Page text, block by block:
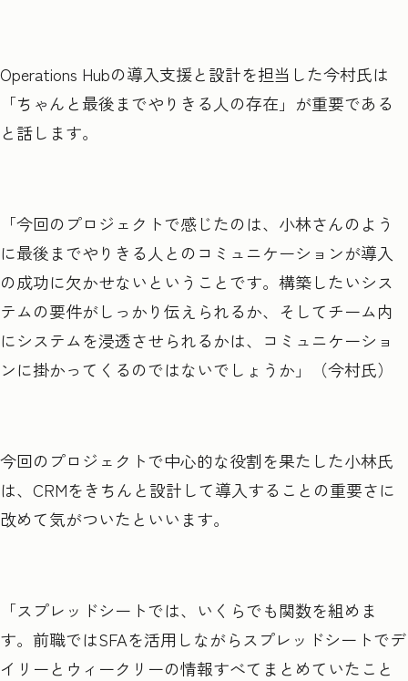
Operations Hubの導入支援と設計を担当した今村氏は
「ちゃんと最後までやりきる人の存在」が重要である
と話します。
「今回のプロジェクトで感じたのは、小林さんのよう
に最後までやりきる人とのコミュニケーションが導入
の成功に欠かせないということです。構築したいシス
テムの要件がしっかり伝えられるか、そしてチーム内
にシステムを浸透させられるかは、コミュニケーショ
ンに掛かってくるのではないでしょうか」（今村氏）
今回のプロジェクトで中心的な役割を果たした小林氏
は、CRMをきちんと設計して導入することの重要さに
改めて気がついたといいます。
「スプレッドシートでは、いくらでも関数を組めま
す。前職ではSFAを活用しながらスプレッドシートでデ
イリーとウィークリーの情報すべてまとめていたこと